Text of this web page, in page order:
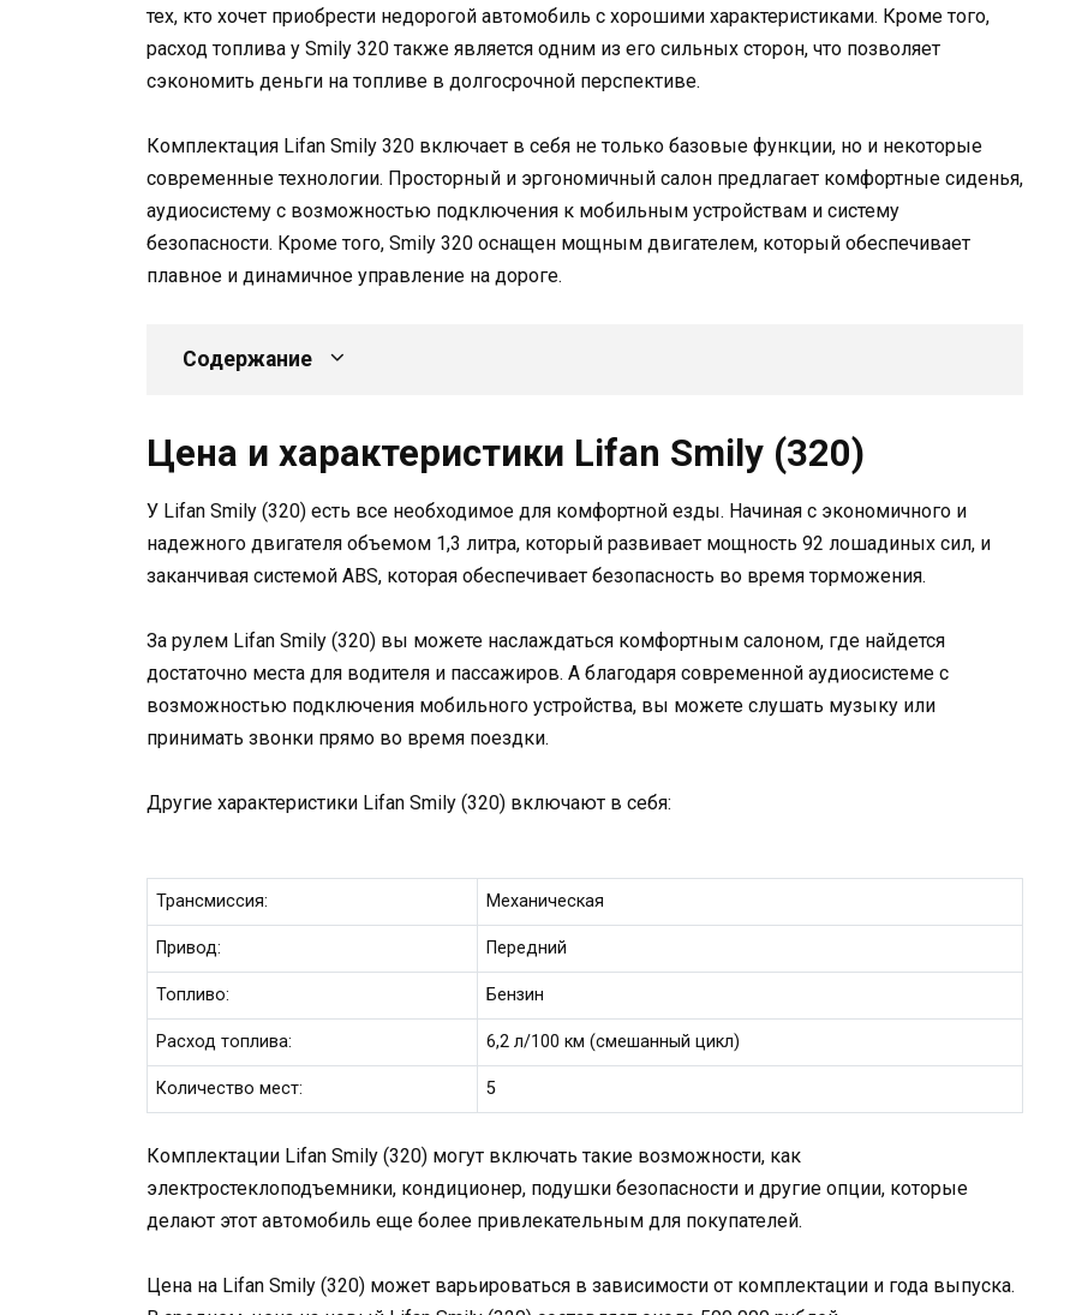
тех, кто хочет приобрести недорогой автомобиль с хорошими характеристиками. Кроме того,
расход топлива у Smily 320 также является одним из его сильных сторон, что позволяет
сэкономить деньги на топливе в долгосрочной перспективе.
Комплектация Lifan Smily 320 включает в себя не только базовые функции, но и некоторые
современные технологии. Просторный и эргономичный салон предлагает комфортные сиденья,
аудиосистему с возможностью подключения к мобильным устройствам и систему
безопасности. Кроме того, Smily 320 оснащен мощным двигателем, который обеспечивает
плавное и динамичное управление на дороге.
Содержание
Цена и характеристики Lifan Smily (320)
У Lifan Smily (320) есть все необходимое для комфортной езды. Начиная с экономичного и
надежного двигателя объемом 1,3 литра, который развивает мощность 92 лошадиных сил, и
заканчивая системой ABS, которая обеспечивает безопасность во время торможения.
За рулем Lifan Smily (320) вы можете наслаждаться комфортным салоном, где найдется
достаточно места для водителя и пассажиров. А благодаря современной аудиосистеме с
возможностью подключения мобильного устройства, вы можете слушать музыку или
принимать звонки прямо во время поездки.
Другие характеристики Lifan Smily (320) включают в себя:
Трансмиссия: Механическая
Привод: Передний
Топливо: Бензин
Расход топлива: 6,2 л/100 км (смешанный цикл)
Количество мест: 5
Комплектации Lifan Smily (320) могут включать такие возможности, как
электростеклоподъемники, кондиционер, подушки безопасности и другие опции, которые
делают этот автомобиль еще более привлекательным для покупателей.
Цена на Lifan Smily (320) может варьироваться в зависимости от комплектации и года выпуска.